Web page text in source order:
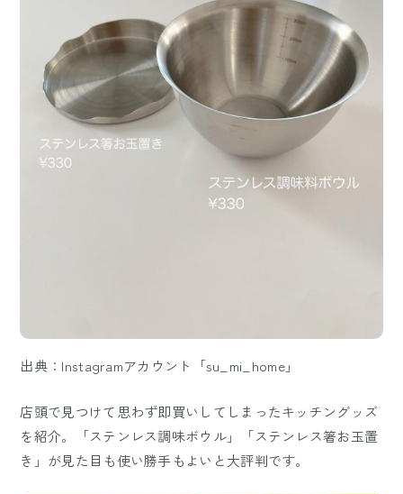
出典：Instagramアカウント「su_mi_home」
店頭で見つけて思わず即買いしてしまったキッチングッズ
を紹介。「ステンレス調味ボウル」「ステンレス箸お玉置
き」が見た目も使い勝手もよいと大評判です。